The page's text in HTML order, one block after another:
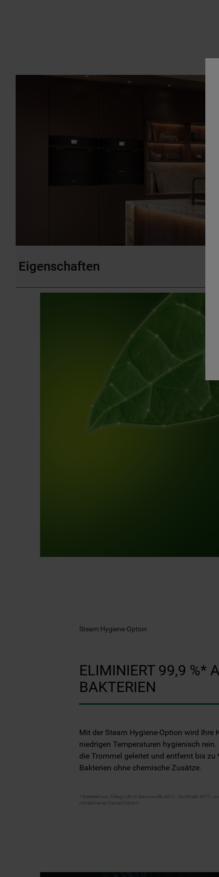
Eigenschaften
Steam Hygiene-Option
ELIMINIERT 99,9 %*
BAKTERIEN
Mit der Steam Hygiene-Option wird Ihre
niedrigen Temperaturen hygienisch
die Trommel geleitet und entfernt bis zu
Bakterien ohne chemische Zusätze.
* Getestet von Allergy UK im Baumwolle 40°C-, Synthetik 40°C-
mit aktivierter Dampf-Option.